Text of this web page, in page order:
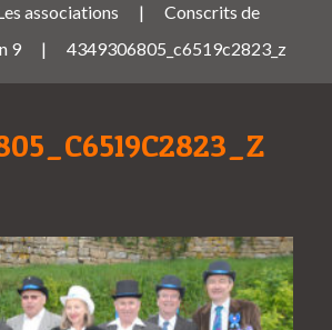
associations |
Conscrits de
9
| 4349306805_c6519c2823_z